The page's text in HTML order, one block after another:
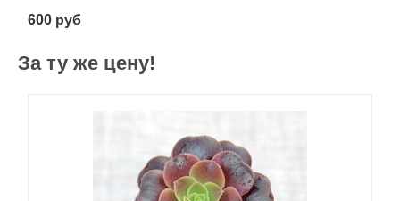
600 руб
За ту же цену!